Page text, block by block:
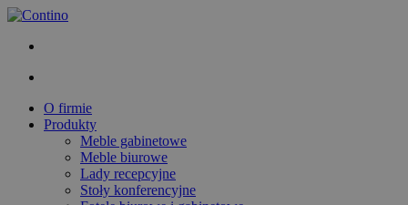
O firmie
Produkty
Meble gabinetowe
Meble biurowe
Lady recepcyjne
Stoły konferencyjne